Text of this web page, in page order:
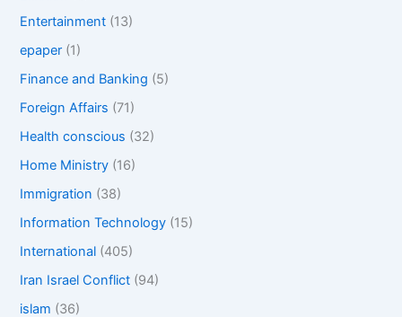
Entertainment (13)
epaper (1)
Finance and Banking (5)
Foreign Affairs (71)
Health conscious (32)
Home Ministry (16)
Immigration (38)
Information Technology (15)
International (405)
Iran Israel Conflict (94)
islam (36)